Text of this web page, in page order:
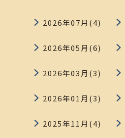
2026年07月(4)
2026年05月(6)
2026年03月(3)
2026年01月(3)
2025年11月(4)